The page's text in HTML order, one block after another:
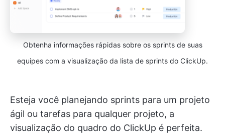
Obtenha informações rápidas sobre os sprints de suas
equipes com a visualização da lista de sprints do ClickUp.
Esteja você planejando sprints para um projeto
ágil ou tarefas para qualquer projeto, a
visualização do quadro do ClickUp é perfeita.